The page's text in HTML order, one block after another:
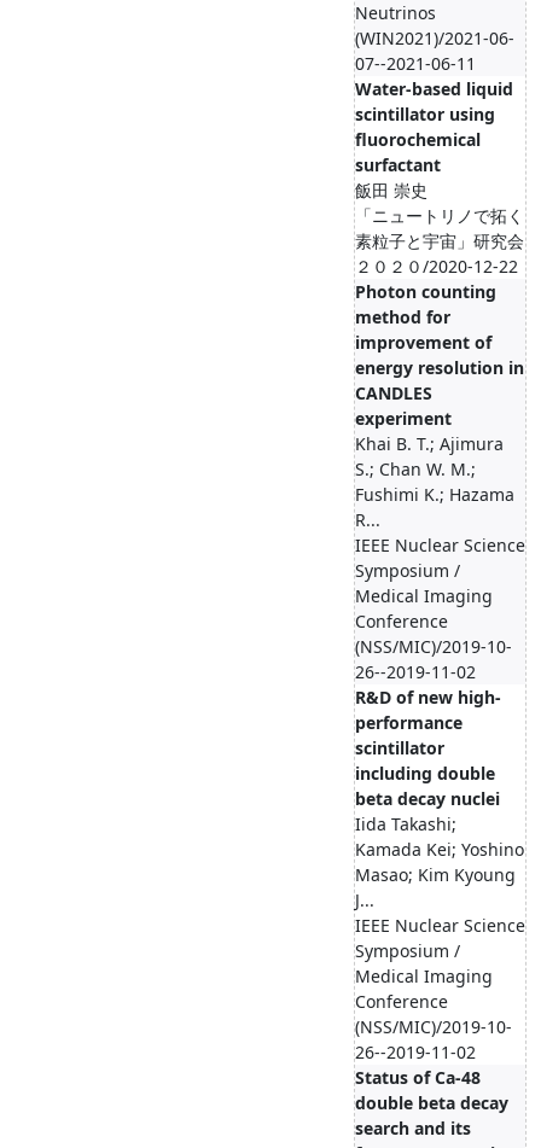
Neutrinos
(WIN2021)/2021-06-
07--2021-06-11
Water-based liquid
scintillator using
fluorochemical
surfactant
飯田 崇史
「ニュートリノで拓く
素粒子と宇宙」研究会
２０２０/2020-12-22
Photon counting
method for
improvement of
energy resolution in
CANDLES
experiment
Khai B. T.; Ajimura
S.; Chan W. M.;
Fushimi K.; Hazama
R...
IEEE Nuclear Science
Symposium /
Medical Imaging
Conference
(NSS/MIC)/2019-10-
26--2019-11-02
R&D of new high-
performance
scintillator
including double
beta decay nuclei
Iida Takashi;
Kamada Kei; Yoshino
Masao; Kim Kyoung
J...
IEEE Nuclear Science
Symposium /
Medical Imaging
Conference
(NSS/MIC)/2019-10-
26--2019-11-02
Status of Ca-48
double beta decay
search and its